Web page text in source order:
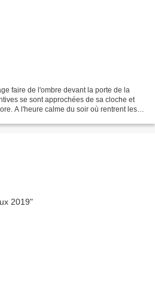
faire de l'ombre devant la porte de la
se sont approchées de sa cloche et
A l'heure calme du soir où rentrent les